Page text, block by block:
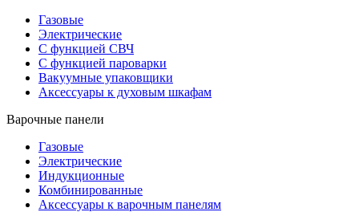
Газовые
Электрические
С функцией СВЧ
С функцией пароварки
Вакуумные упаковщики
Аксессуары к духовым шкафам
Варочные панели
Газовые
Электрические
Индукционные
Комбинированные
Аксессуары к варочным панелям